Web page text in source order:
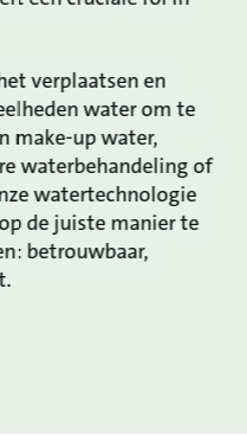
verplaatsen en
water om te
make-up water,
waterbehandeling of
watertechnologie
de juiste manier te
betrouwbaar,